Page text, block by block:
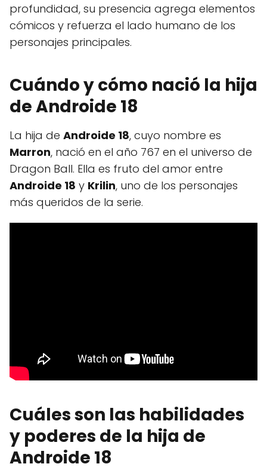
profundidad, su presencia agrega elementos
cómicos y refuerza el lado humano de los
personajes principales.
Cuándo y cómo nació la hija
de Androide 18
La hija de Androide 18, cuyo nombre es
Marron, nació en el año 767 en el universo de
Dragon Ball. Ella es fruto del amor entre
Androide 18 y Krilin, uno de los personajes
más queridos de la serie.
Cuáles son las habilidades
y poderes de la hija de
Androide 18